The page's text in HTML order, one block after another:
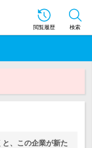
閲覧履歴 検索
、この企業が新た